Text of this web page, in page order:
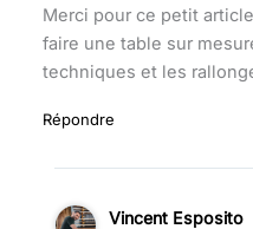
Merci pour ce petit
faire une table sur
techniques et les
Répondre
Vincent Esposito